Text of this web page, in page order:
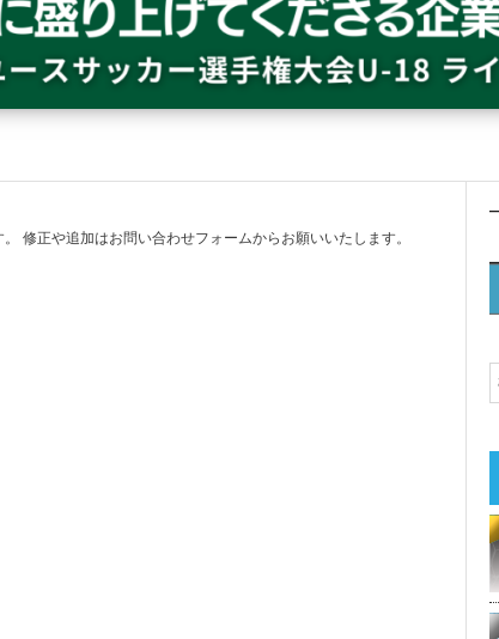
修正や追加はお問い合わせフォームからお願いいたします。